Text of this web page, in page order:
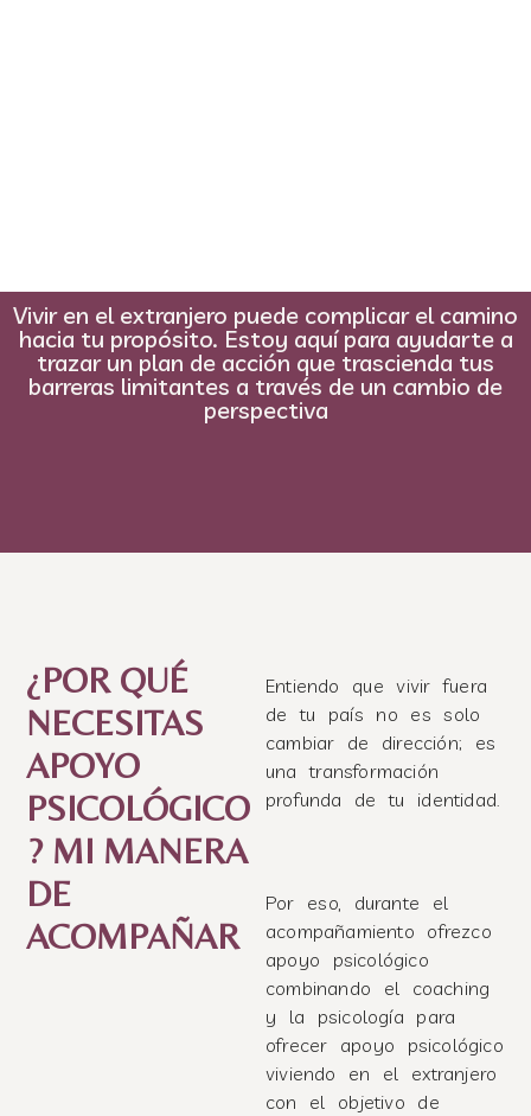
Vivir en el extranjero puede complicar el camino
hacia tu propósito. Estoy aquí para ayudarte a
trazar un plan de acción que trascienda tus
barreras limitantes a través de un cambio de
perspectiva
¿POR QUÉ
NECESITAS
APOYO
PSICOLÓGICO
? MI MANERA
DE
ACOMPAÑAR
Entiendo que vivir fuera
de tu país no es solo
cambiar de dirección; es
una transformación
profunda de tu identidad.
Por eso, durante el
acompañamiento ofrezco
apoyo psicológico
combinando el coaching
y la psicología para
ofrecer apoyo psicológico
viviendo en el extranjero
con el objetivo de